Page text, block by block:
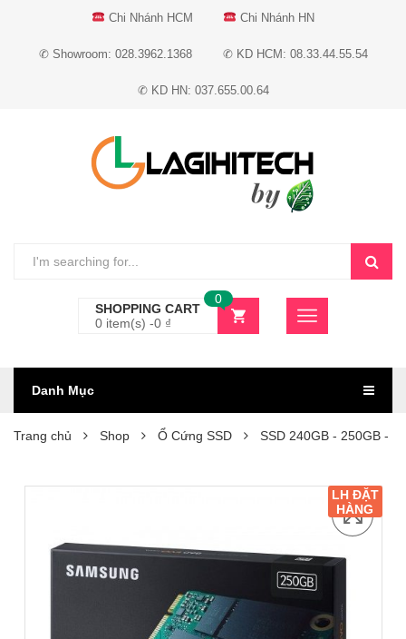
Chi Nhánh HCM Chi Nhánh HN
✆ Showroom: 028.3962.1368 ✆ KD HCM: 08.33.44.55.54
✆ KD HN: 037.655.00.64
SHOPPING CART
0 item(s) -0 ₫
0
Danh Mục
Trang chủ Shop Ổ Cứng SSD SSD 240GB - 250GB -
LH ĐẶT
HÀNG